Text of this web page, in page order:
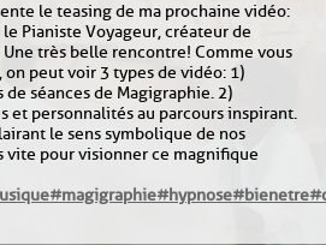
le teasing de ma prochaine vidéo :
Pianiste Voyageur, créateur de
Une très belle rencontre! Comme vous
peut voir 3 types de vidéo : 1)
séances de Magigraphie. 2)
et personnalités au parcours inspirant.
le sens symbolique de nos
vite pour visionner ce magnifique
#magigraphie#hypnose#bienetre